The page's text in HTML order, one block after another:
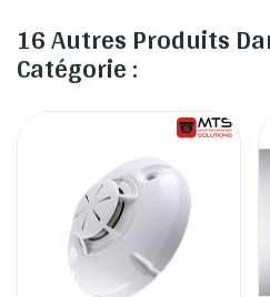
16 Autres Produits
Catégorie :